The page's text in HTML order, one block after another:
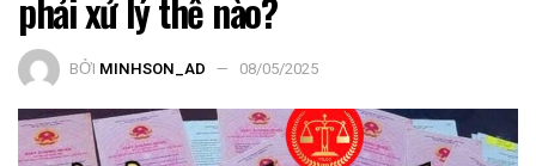
phải xử lý thế nào?
BỞI MINHSON_AD 08/05/2025